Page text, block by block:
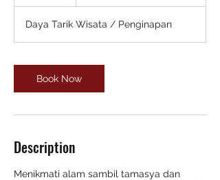
Daya Tarik Wisata / Penginapan
Book Now
Description
Menikmati alam sambil tamasya dan